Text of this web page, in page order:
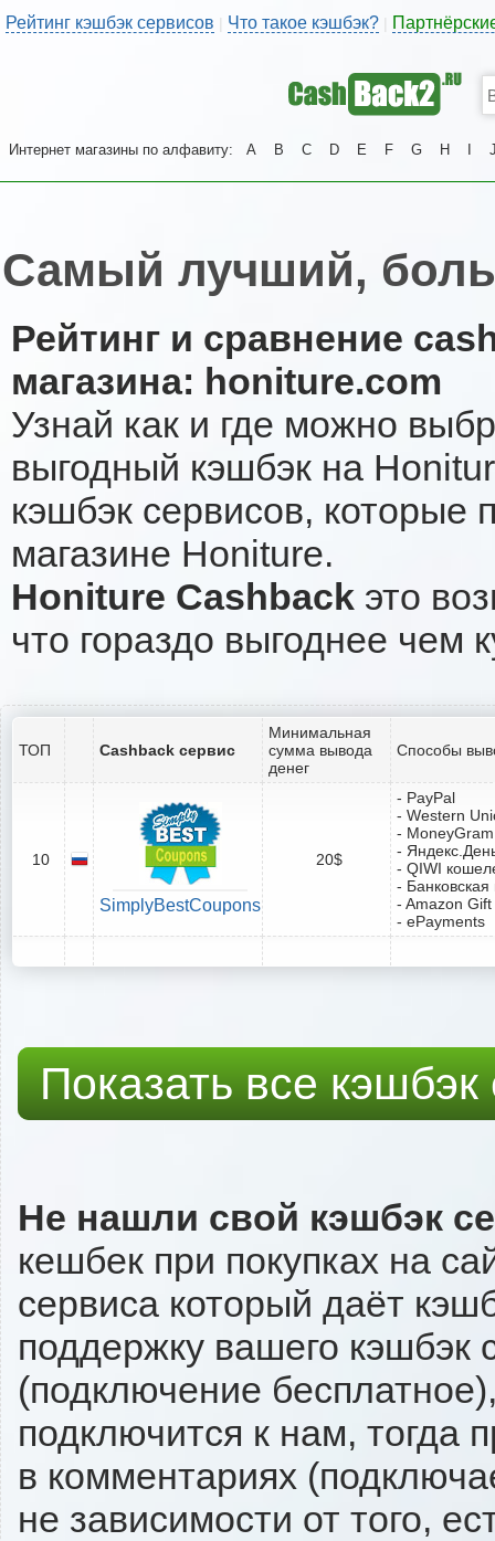
Рейтинг кэшбэк сервисов | Что такое кэшбэк?
Интернет магазины по алфавиту: A B C D E F G H
Самый лучший,
Рейтинг и сравнение
магазина: honiture.com
Узнай как и где можно
выгодный кэшбэк на
кэшбэк сервисов, которые
магазине Honiture.
Honiture Cashback это
что гораздо выгоднее чем
ТОП Cashback сервис
Минимальная
сумма вывода
денег
Способы
10
SimplyBestCoupons
20$
- PayPal
- Western
- MoneyGram
-
- QIWI
-
- Amazon
- ePayments
Показать все
Не нашли свой кэшбэк
кешбек при покупках на
сервиса который даёт
поддержку вашего кэшбэк
(подключение
подключится к нам, тогда
в комментариях
не зависимости от того,